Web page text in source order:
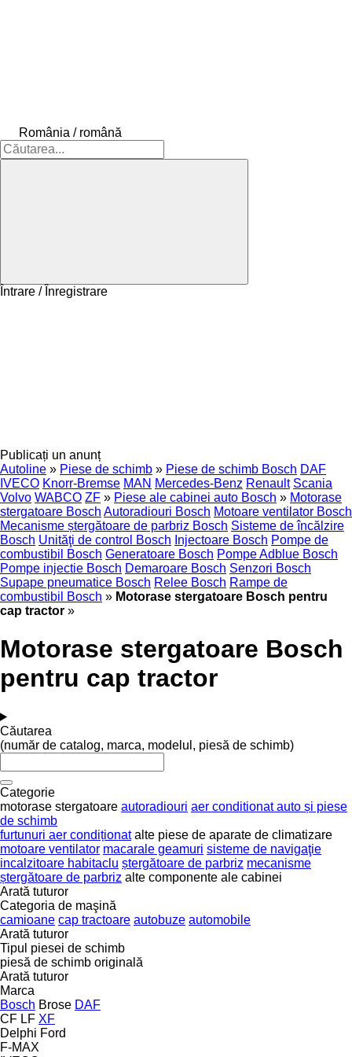
România / română
Întrare / Înregistrare
Publicați un anunț
Autoline » Piese de schimb » Piese de schimb Bosch DAF
IVECO Knorr-Bremse MAN Mercedes-Benz Renault Scania
Volvo WABCO ZF » Piese ale cabinei auto Bosch » Motorase
stergatoare Bosch Autoradiouri Bosch Motoare ventilator Bosch
Mecanisme ștergătoare de parbriz Bosch Sisteme de încălzire
Bosch Unităţi de control Bosch Injectoare Bosch Pompe de
combustibil Bosch Generatoare Bosch Pompe Adblue Bosch
Pompe injectie Bosch Demaroare Bosch Senzori Bosch
Supape pneumatice Bosch Relee Bosch Rampe de
combustibil Bosch » Motorase stergatoare Bosch pentru
cap tractor »
Motorase stergatoare Bosch
pentru cap tractor
Căutarea
(număr de catalog, marca, modelul, piesă de schimb)
Categorie
motorase stergatoare autoradiouri aer conditionat auto și piese
de schimb
furtunuri aer condiționat alte piese de aparate de climatizare
motoare ventilator macarale geamuri sisteme de navigaţie
incalzitoare habitaclu ștergătoare de parbriz mecanisme
ștergătoare de parbriz alte componente ale cabinei
Arată tuturor
Categoria de maşină
camioane cap tractoare autobuze automobile
Arată tuturor
Tipul piesei de schimb
piesă de schimb originală
Arată tuturor
Marca
Bosch Brose DAF
CF LF XF
Delphi Ford
F-MAX